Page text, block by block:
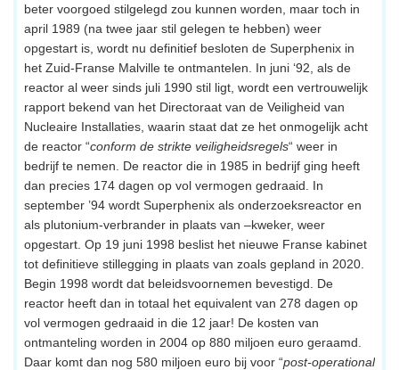
beter voorgoed stilgelegd zou kunnen worden, maar toch in
april 1989 (na twee jaar stil gelegen te hebben) weer
opgestart is, wordt nu definitief besloten de Superphenix in
het Zuid-Franse Malville te ontmantelen. In juni ‘92, als de
reactor al weer sinds juli 1990 stil ligt, wordt een vertrouwelijk
rapport bekend van het Directoraat van de Veiligheid van
Nucleaire Installaties, waarin staat dat ze het onmogelijk acht
de reactor “conform de strikte veiligheidsregels“ weer in
bedrijf te nemen. De reactor die in 1985 in bedrijf ging heeft
dan precies 174 dagen op vol vermogen gedraaid. In
september ’94 wordt Superphenix als onderzoeksreactor en
als plutonium-verbrander in plaats van –kweker, weer
opgestart. Op 19 juni 1998 beslist het nieuwe Franse kabinet
tot definitieve stillegging in plaats van zoals gepland in 2020.
Begin 1998 wordt dat beleidsvoornemen bevestigd. De
reactor heeft dan in totaal het equivalent van 278 dagen op
vol vermogen gedraaid in die 12 jaar! De kosten van
ontmanteling worden in 2004 op 880 miljoen euro geraamd.
Daar komt dan nog 580 miljoen euro bij voor “post-operational